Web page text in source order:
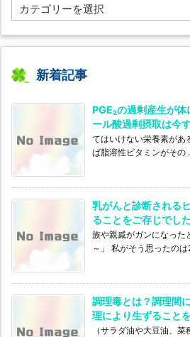
l
g’s
テ
リ
新着記事
PGE₂の過剰産生が
ール酸過剰摂取は今
てはいけない栄養素があ
ば脂溶性ビタミンがその
乳がんと診断される
ることをご存じでし
族や親戚がガンになった
～」 私がそう思ったのは
調理毒とは？調理間
理により生ずること
（サラダ油や大豆油、菜